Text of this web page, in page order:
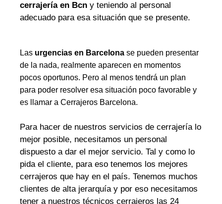
cerrajería en Bcn y teniendo al personal
adecuado para esa situación que se presente.
Las urgencias en Barcelona se pueden presentar
de la nada, realmente aparecen en momentos
pocos oportunos. Pero al menos tendrá un plan
para poder resolver esa situación poco favorable y
es llamar a Cerrajeros Barcelona.
Para hacer de nuestros servicios de cerrajería lo
mejor posible, necesitamos un personal
dispuesto a dar el mejor servicio. Tal y como lo
pida el cliente, para eso tenemos los mejores
cerrajeros que hay en el país. Tenemos muchos
clientes de alta jerarquía y por eso necesitamos
tener a nuestros técnicos cerrajeros las 24